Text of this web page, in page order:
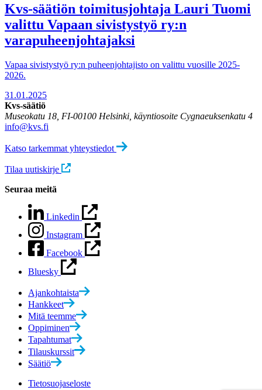
Kvs-säätiön toimitusjohtaja Lauri Tuomi
valittu Vapaan sivistystyö ry:n
varapuheenjohtajaksi
Vapaa sivistystyö ry:n puheenjohtajisto on valittu vuosille 2025-
2026.
31.01.2025
Kvs-säätiö
Museokatu 18, FI-00100 Helsinki, käyntiosoite Cygnaeuksenkatu 4
info@kvs.fi
Katso tarkemmat yhteystiedot
Tilaa uutiskirje
Seuraa meitä
Linkedin
Instagram
Facebook
Bluesky
Ajankohtaista
Hankkeet
Mitä teemme
Oppiminen
Tapahtumat
Tilauskurssit
Säätiö
Tietosuojaseloste